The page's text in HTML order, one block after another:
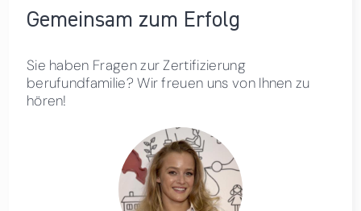
Gemeinsam zum Erfolg
Sie haben Fragen zur Zertifizierung
berufundfamilie? Wir freuen uns von Ihnen zu
hören!